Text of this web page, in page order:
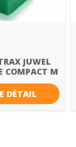
JUWEL
COMPACT M
DÉTAIL